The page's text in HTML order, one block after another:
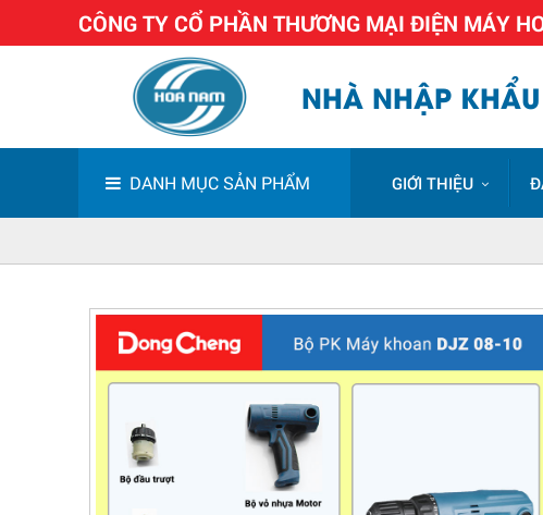
CÔNG TY CỔ PHẦN THƯƠNG MẠI ĐIỆN MÁY
NHÀ NHẬP
DANH MỤC SẢN PHẨM GIỚI THIỆU